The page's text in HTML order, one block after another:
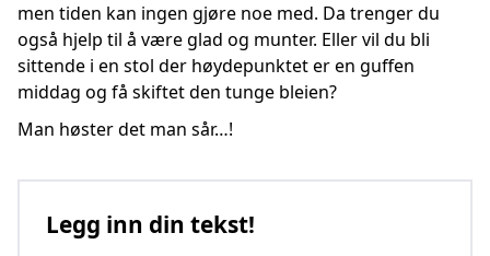
men tiden kan ingen gjøre noe med. Da trenger du
også hjelp til å være glad og munter. Eller vil du bli
sittende i en stol der høydepunktet er en guffen
middag og få skiftet den tunge bleien?
Man høster det man sår…!
Legg inn din tekst!